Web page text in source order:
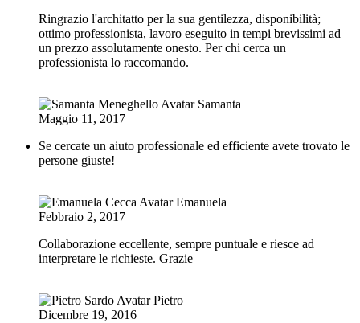
Ringrazio l'architatto per la sua gentilezza, disponibilità;
ottimo professionista, lavoro eseguito in tempi brevissimi ad
un prezzo assolutamente onesto. Per chi cerca un
professionista lo raccomando.
Samanta
Maggio 11, 2017
Se cercate un aiuto professionale ed efficiente avete trovato le
persone giuste!
Emanuela
Febbraio 2, 2017
Collaborazione eccellente, sempre puntuale e riesce ad
interpretare le richieste. Grazie
Pietro
Dicembre 19, 2016